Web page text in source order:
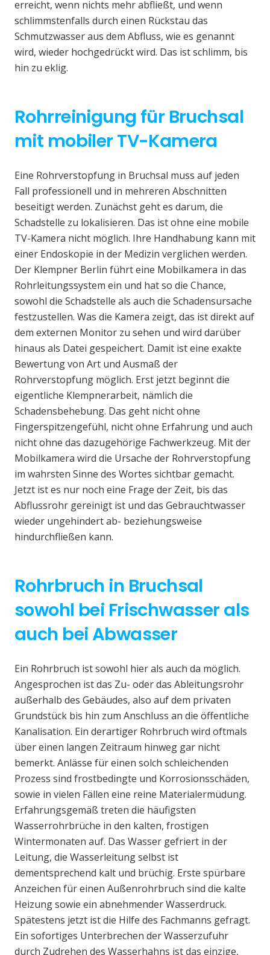
erreicht, wenn nichts mehr abfließt, und wenn
schlimmstenfalls durch einen Rückstau das
Schmutzwasser aus dem Abfluss, wie es genannt
wird, wieder hochgedrückt wird. Das ist schlimm, bis
hin zu eklig.
Rohrreinigung für Bruchsal
mit mobiler TV-Kamera
Eine Rohrverstopfung in Bruchsal muss auf jeden
Fall professionell und in mehreren Abschnitten
beseitigt werden. Zunächst geht es darum, die
Schadstelle zu lokalisieren. Das ist ohne eine mobile
TV-Kamera nicht möglich. Ihre Handhabung kann mit
einer Endoskopie in der Medizin verglichen werden.
Der Klempner Berlin führt eine Mobilkamera in das
Rohrleitungssystem ein und hat so die Chance,
sowohl die Schadstelle als auch die Schadensursache
festzustellen. Was die Kamera zeigt, das ist direkt auf
dem externen Monitor zu sehen und wird darüber
hinaus als Datei gespeichert. Damit ist eine exakte
Bewertung von Art und Ausmaß der
Rohrverstopfung möglich. Erst jetzt beginnt die
eigentliche Klempnerarbeit, nämlich die
Schadensbehebung. Das geht nicht ohne
Fingerspitzengefühl, nicht ohne Erfahrung und auch
nicht ohne das dazugehörige Fachwerkzeug. Mit der
Mobilkamera wird die Ursache der Rohrverstopfung
im wahrsten Sinne des Wortes sichtbar gemacht.
Jetzt ist es nur noch eine Frage der Zeit, bis das
Abflussrohr gereinigt ist und das Gebrauchtwasser
wieder ungehindert ab- beziehungsweise
hindurchfließen kann.
Rohrbruch in Bruchsal
sowohl bei Frischwasser als
auch bei Abwasser
Ein Rohrbruch ist sowohl hier als auch da möglich.
Angesprochen ist das Zu- oder das Ableitungsrohr
außerhalb des Gebäudes, also auf dem privaten
Grundstück bis hin zum Anschluss an die öffentliche
Kanalisation. Ein derartiger Rohrbruch wird oftmals
über einen langen Zeitraum hinweg gar nicht
bemerkt. Anlässe für einen solch schleichenden
Prozess sind frostbedingte und Korrosionsschäden,
sowie in vielen Fällen eine reine Materialermüdung.
Erfahrungsgemäß treten die häufigsten
Wasserrohrbrüche in den kalten, frostigen
Wintermonaten auf. Das Wasser gefriert in der
Leitung, die Wasserleitung selbst ist
dementsprechend kalt und brüchig. Erste spürbare
Anzeichen für einen Außenrohrbruch sind die kalte
Heizung sowie ein abnehmender Wasserdruck.
Spätestens jetzt ist die Hilfe des Fachmanns gefragt.
Ein sofortiges Unterbrechen der Wasserzufuhr
durch Zudrehen des Wasserhahns ist das einzige,